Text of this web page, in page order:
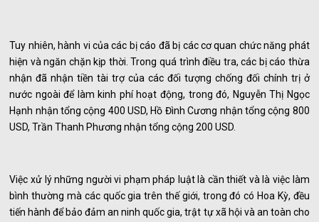
Tuy nhiên, hành vi của các bị cáo đã bị các cơ quan chức năng phát
hiện và ngăn chặn kịp thời. Trong quá trình điều tra, các bị cáo thừa
nhận đã nhận tiền tài trợ của các đối tượng chống đối chính trị ở
nước ngoài để làm kinh phí hoạt động, trong đó, Nguyễn Thị Ngọc
Hạnh nhận tổng cộng 400 USD, Hồ Đình Cương nhận tổng cộng 800
USD, Trần Thanh Phương nhận tổng cộng 200 USD.
Việc xử lý những người vi phạm pháp luật là cần thiết và là việc làm
bình thường mà các quốc gia trên thế giới, trong đó có Hoa Kỳ, đều
tiến hành để bảo đảm an ninh quốc gia, trật tự xã hội và an toàn cho